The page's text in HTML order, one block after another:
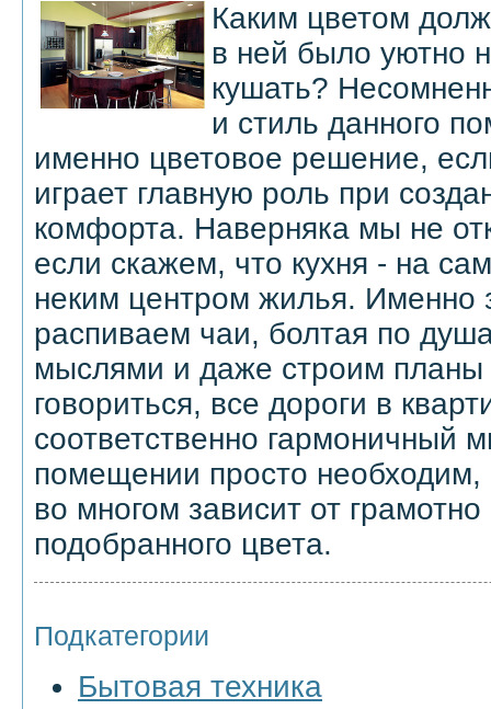
Каким цветом
в ней было уютно
кушать?
и стиль данного
именно цветовое решение,
играет главную роль при
комфорта. Наверняка мы не
если скажем, что кухня - на
неким центром жилья. Именно
распиваем чаи, болтая по
мыслями и даже строим планы
говориться, все дороги в
соответственно гармоничный
помещении просто
во многом зависит от
подобранного цвета.
Подкатегории
Бытовая техника